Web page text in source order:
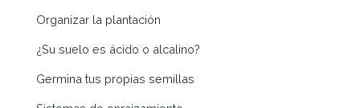
Organizar la plantación
¿Su suelo es ácido o alcalino?
Germina tus propias semillas